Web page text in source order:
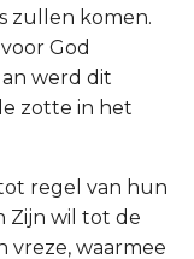
zullen komen.
God
werd dit
zotte in het
regel van hun
Zijn wil tot de
vreze, waarmee